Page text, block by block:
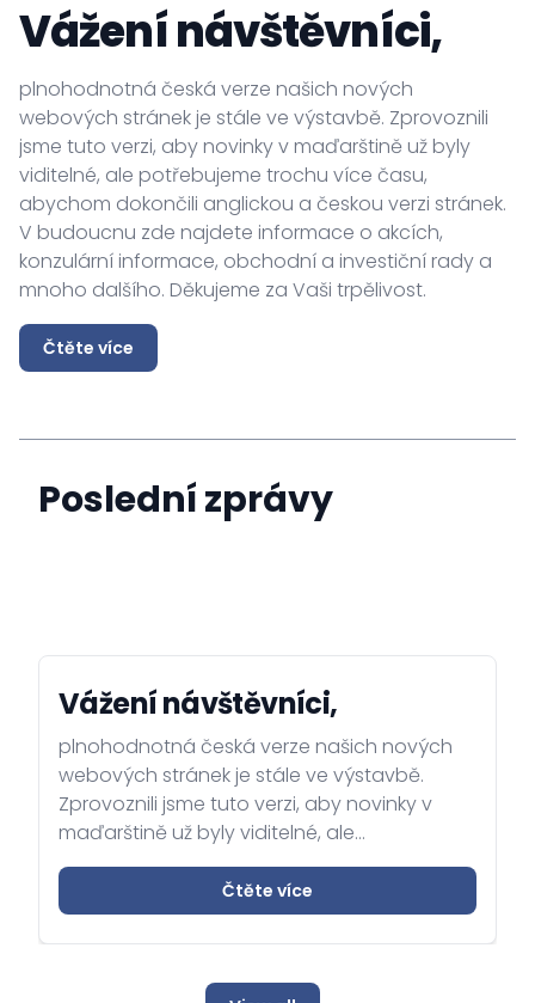
András Baranyi
Vážení návštěvníci,
plnohodnotná česká verze našich nových
webových stránek je stále ve výstavbě. Zprovoznili
jsme tuto verzi, aby novinky v maďarštině už byly
viditelné, ale potřebujeme trochu více času,
abychom dokončili anglickou a českou verzi stránek.
V budoucnu zde najdete informace o akcích,
konzulární informace, obchodní a investiční rady a
mnoho dalšího. Děkujeme za Vaši trpělivost.
Čtěte více
Poslední zprávy
Vážení návštěvníci,
plnohodnotná česká verze našich nových
webových stránek je stále ve výstavbě.
Zprovoznili jsme tuto verzi, aby novinky v
maďarštině už byly viditelné, ale
potřebujeme trochu více času, abychom
dokončili anglickou a českou verzi stránek. V
budoucnu zde najdete informace o akcích,
konzulární informace, obchodní a investiční
rady a mnoho dalšího. Děkujeme za Vaši
Čtěte více